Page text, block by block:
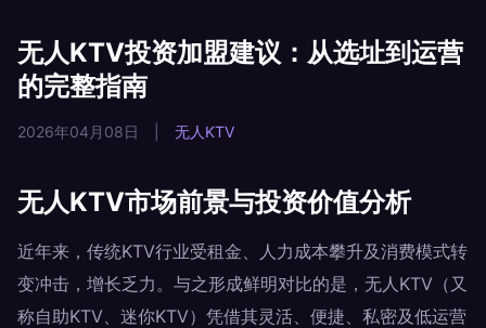
无人KTV投资加盟建议：从选址到运营
的完整指南
2026年04月08日 无人KTV
无人KTV市场前景与投资价值分析
近年来，传统KTV行业受租金、人力成本攀升及消费模式转
变冲击，增长乏力。与之形成鲜明对比的是，无人KTV（又
称自助KTV、迷你KTV）凭借其灵活、便捷、私密及低运营